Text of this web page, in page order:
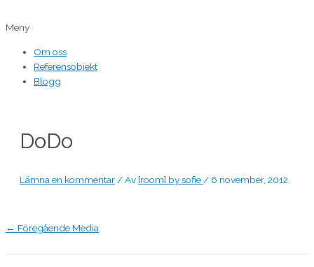
innehåll
Meny
Om oss
Referensobjekt
Blogg
DoDo
Lämna en kommentar/ Av [room] by sofie/ 6 november, 2012
← Föregående Media